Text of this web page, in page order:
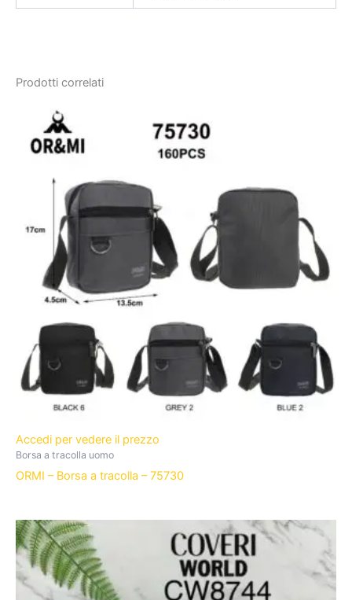
Prodotti correlati
Accedi per vedere il prezzo
Borsa a tracolla uomo
ORMI – Borsa a tracolla – 75730